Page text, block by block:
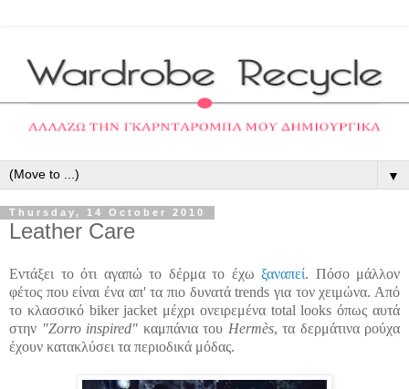
▼
Thursday, 14 October 2010
Leather Care
Εντάξει το ότι αγαπώ το δέρμα το έχω ξαναπεί. Πόσο μάλλον
φέτος που είναι ένα απ' τα πιο δυνατά trends για τον χειμώνα. Από
το κλασσικό biker jacket μέχρι ονειρεμένα total looks όπως αυτά
στην "Zorro inspired" καμπάνια του Hermès, τα δερμάτινα ρούχα
έχουν κατακλύσει τα περιοδικά μόδας.